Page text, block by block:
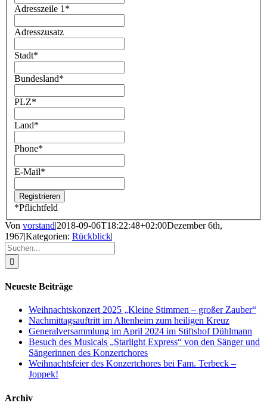
Adresszeile 1 *
Adresszusatz
Stadt*
Bundesland*
PLZ*
Land*
Phone*
E-Mail*
*Pflichtfeld
Von vorstand|2018-09-06T18:22:48+02:00Dezember 6th,
1967|Kategorien: Rückblick|
Suche
nach:
Neueste Beiträge
Weihnachtskonzert 2025 „Kleine Stimmen – großer Zauber“
Nachmittagsauftritt im Altenheim zum heiligen Kreuz
Generalversammlung im April 2024 im Stiftshof Dühlmann
Besuch des Musicals „Starlight Express“ von den Sänger und
Sängerinnen des Konzertchores
Weihnachtsfeier des Konzertchores bei Fam. Terbeck –
Joppek!
Archiv